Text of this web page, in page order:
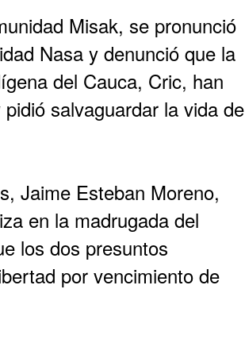
Misak, se pronunció
Nasa y denunció que la
del Cauca, Cric, han
salvaguardar la vida de
Jaime Esteban Moreno,
en la madrugada del
los dos presuntos
por vencimiento de